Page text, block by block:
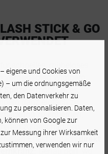
STICK & GO
vorgeklebten Wimpern
ermöglicht es,
ganz einfach zu
zu entfernen,
zu beschädigen.
Effekt einfach
eigene und Cookies von
– um die ordnungsgemäße
den Datenverkehr zu
zu personalisieren. Daten,
können von Google zur
Messung ihrer Wirksamkeit
verwenden wir nur